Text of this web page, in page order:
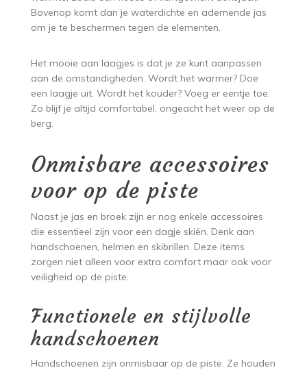
Bovenop komt dan je waterdichte en ademende jas
om je te beschermen tegen de elementen.
Het mooie aan laagjes is dat je ze kunt aanpassen
aan de omstandigheden. Wordt het warmer? Doe
een laagje uit. Wordt het kouder? Voeg er eentje toe.
Zo blijf je altijd comfortabel, ongeacht het weer op de
berg.
Onmisbare accessoires
voor op de piste
Naast je jas en broek zijn er nog enkele accessoires
die essentieel zijn voor een dagje skiën. Denk aan
handschoenen, helmen en skibrillen. Deze items
zorgen niet alleen voor extra comfort maar ook voor
veiligheid op de piste.
Functionele en stijlvolle
handschoenen
Handschoenen zijn onmisbaar op de piste. Ze houden